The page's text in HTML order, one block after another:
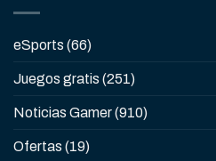
eSports (66)
Juegos gratis (251)
Noticias Gamer(910)
Ofertas (19)